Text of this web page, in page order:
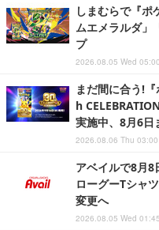
しまむらで『ポ
ムエメラルダ」
プ
2026.08.05 Wed 05:00
まだ間に合う!
h
実施中、8月6日
2026.08.06 Thu 03:00
アベイルで8月8
ローグーTシャ
変更へ
2026.08.05 Wed 01:45